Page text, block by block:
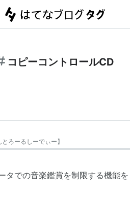
コピーコントロールCD
とろーるしーでぃー】
タでの音楽鑑賞を制限する機能を